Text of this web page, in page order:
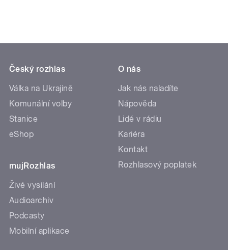
Český rozhlas
Válka na Ukrajině
Komunální volby
Stanice
eShop
mujRozhlas
Živé vysílání
Audioarchiv
Podcasty
Mobilní aplikace
O nás
Jak nás naladíte
Nápověda
Lidé v rádiu
Kariéra
Kontakt
Rozhlasový poplatek